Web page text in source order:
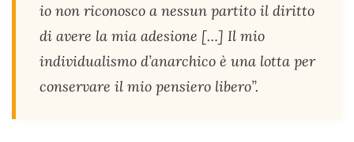
io non riconosco a nessun partito il diritto
di avere la mia adesione […] Il mio
individualismo d’anarchico è una lotta per
conservare il mio pensiero libero”.